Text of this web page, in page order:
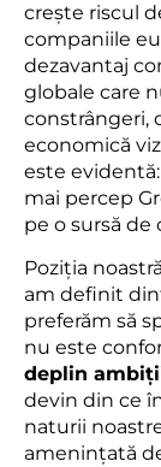
crește riscul
companiile
dezavantaj
globale care
constrângeri,
economică
este
mai percep
pe o sursă de
Poziția
am definit
preferăm să
nu este
deplin
devin din ce
naturii
amenințată